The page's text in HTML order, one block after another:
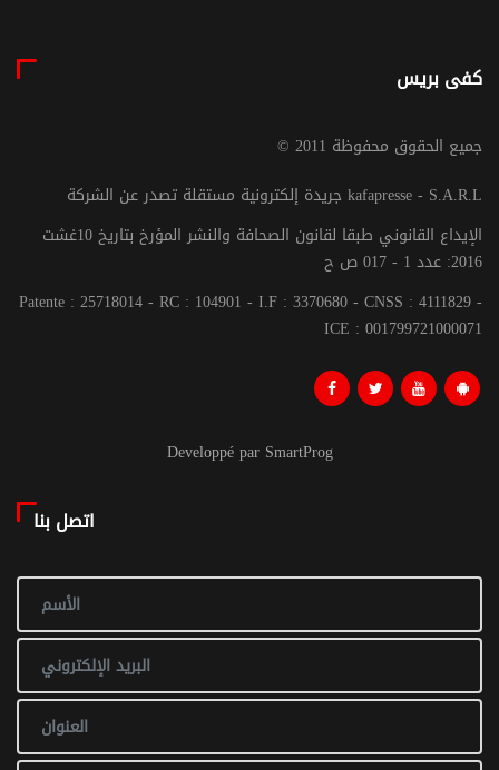
كفى بريس
© جميع الحقوق محفوظة 2011
جريدة إلكترونية مستقلة تصدر عن الشركة kafapresse - S.A.R.L
الإيداع القانوني طبقا لقانون الصحافة والنشر المؤرخ بتاريخ 10غشت
2016: عدد 1 - 017 ص ح
Patente : 25718014 - RC : 104901 - I.F : 3370680 - CNSS : 4111829 -
ICE : 001799721000071
Developpé par SmartProg
اتصل بنا